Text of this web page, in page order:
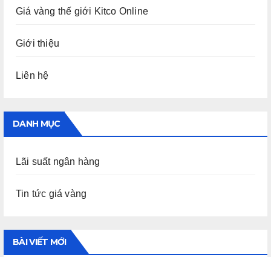
Giá vàng thế giới Kitco Online
Giới thiệu
Liên hệ
DANH MỤC
Lãi suất ngân hàng
Tin tức giá vàng
BÀI VIẾT MỚI